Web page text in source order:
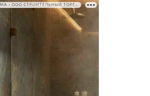
РЕКЛАМА • ООО СТРОИТЕЛЬНЫЙ ТОРГОВЫЙ ДОМ «ПЕТРОВИЧ». ИНН: 7802348846